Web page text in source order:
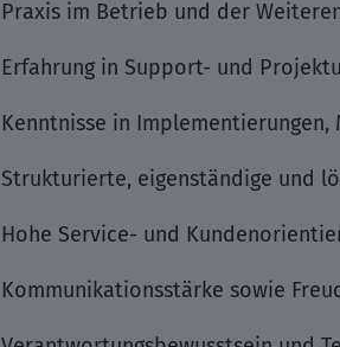
Praxis im Betrieb und der
Erfahrung in Support- und
Kenntnisse in
Strukturierte, eigenständige und
Hohe Service- und
Kommunikationsstärke sowie